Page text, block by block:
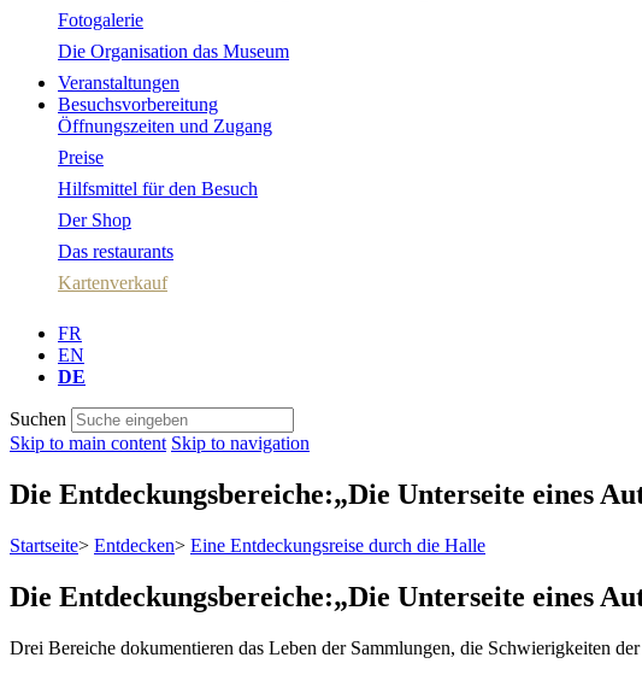
Fotogalerie
Die Organisation das Museum
Veranstaltungen
Besuchsvorbereitung
Öffnungszeiten und Zugang
Preise
Hilfsmittel für den Besuch
Der Shop
Das restaurants
Kartenverkauf
FR
EN
DE
Suchen
Skip to main content Skip to navigation
Die Entdeckungsbereiche:„Die Unterseite eines
Startseite> Entdecken> Eine Entdeckungsreise durch die Halle
Die Entdeckungsbereiche:„Die Unterseite eines
Drei Bereiche dokumentieren das Leben der Sammlungen, die Schwierigkeiten